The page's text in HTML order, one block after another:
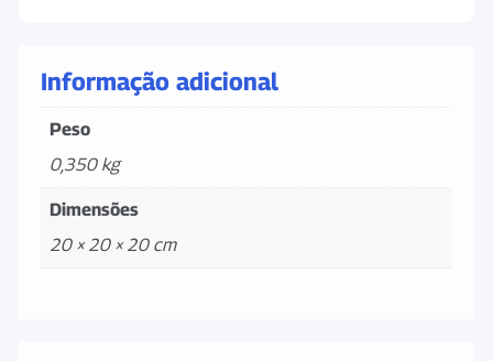
Informação adicional
Peso
0,350 kg
Dimensões
20 × 20 × 20 cm